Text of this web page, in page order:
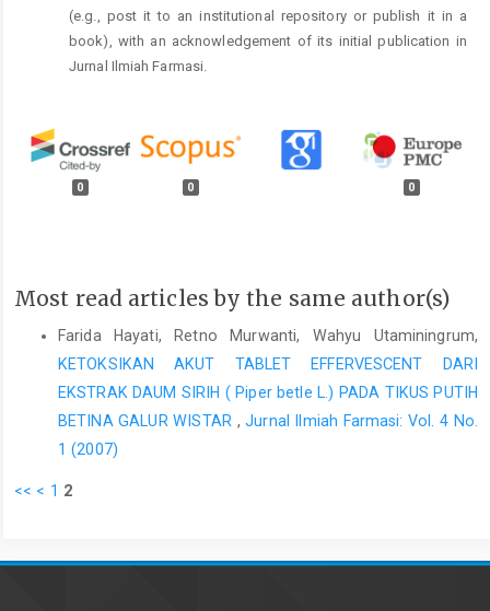
(e.g., post it to an institutional repository or publish it in a
book), with an acknowledgement of its initial publication in
Jurnal Ilmiah Farmasi.
0 0 0
Most read articles by the same author(s)
Farida Hayati, Retno Murwanti, Wahyu Utaminingrum,
KETOKSIKAN AKUT TABLET EFFERVESCENT DARI
EKSTRAK DAUM SIRIH ( Piper betle L.) PADA TIKUS PUTIH
BETINA GALUR WISTAR ,Jurnal Ilmiah Farmasi: Vol. 4 No.
1 (2007)
<< < 1 2